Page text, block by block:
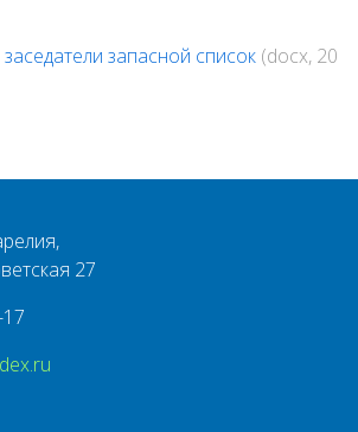
хозяйство
запасной список (docx, 20
27